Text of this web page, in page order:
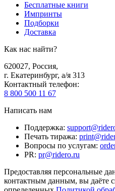
Бесплатные книги
Импринты
Подборки
Доставка
Как нас найти?
620027, Россия,
г. Екатеринбург, а/я 313
Контактный телефон:
8 800 500 11 67
Написать нам
Поддержка:
Печать тиража:
Вопросы по услугам:
PR: pr@ridero.ru
Предоставляя персональные
контактным данным, вы даёте